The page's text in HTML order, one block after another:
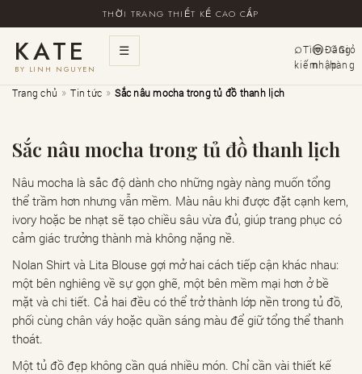
THỜI TRANG THIẾT KẾ CAO CẤP
KATE
BY LINH NGUYEN
☰
Tìm
kiếm
Đăng
nhập
Giỏ
hàng
Trang chủ » Tin tức » Sắc nâu mocha trong tủ đồ thanh lịch
Sắc nâu mocha trong tủ đồ thanh lịch
Nâu mocha là sắc độ dành cho những ngày nàng muốn tổng
thể trầm hơn nhưng vẫn mềm. Màu nâu khi được đặt cạnh kem,
ivory hoặc be nhạt sẽ tạo chiều sâu vừa đủ, giúp trang phục có
cảm giác trưởng thành mà không nặng nề.
Nolan Shirt và Lita Blouse gợi mở hai cách tiếp cận khác nhau:
một bên nghiêng về sự gọn ghẽ, một bên mềm mại hơn ở bề
mặt và chi tiết. Cả hai đều có thể trở thành lớp nền trong tủ đồ,
phối cùng chân váy hoặc quần sáng màu để giữ tổng thể thanh
thoát.
Một tủ đồ đẹp không cần quá nhiều món. Chỉ cần vài thiết kế